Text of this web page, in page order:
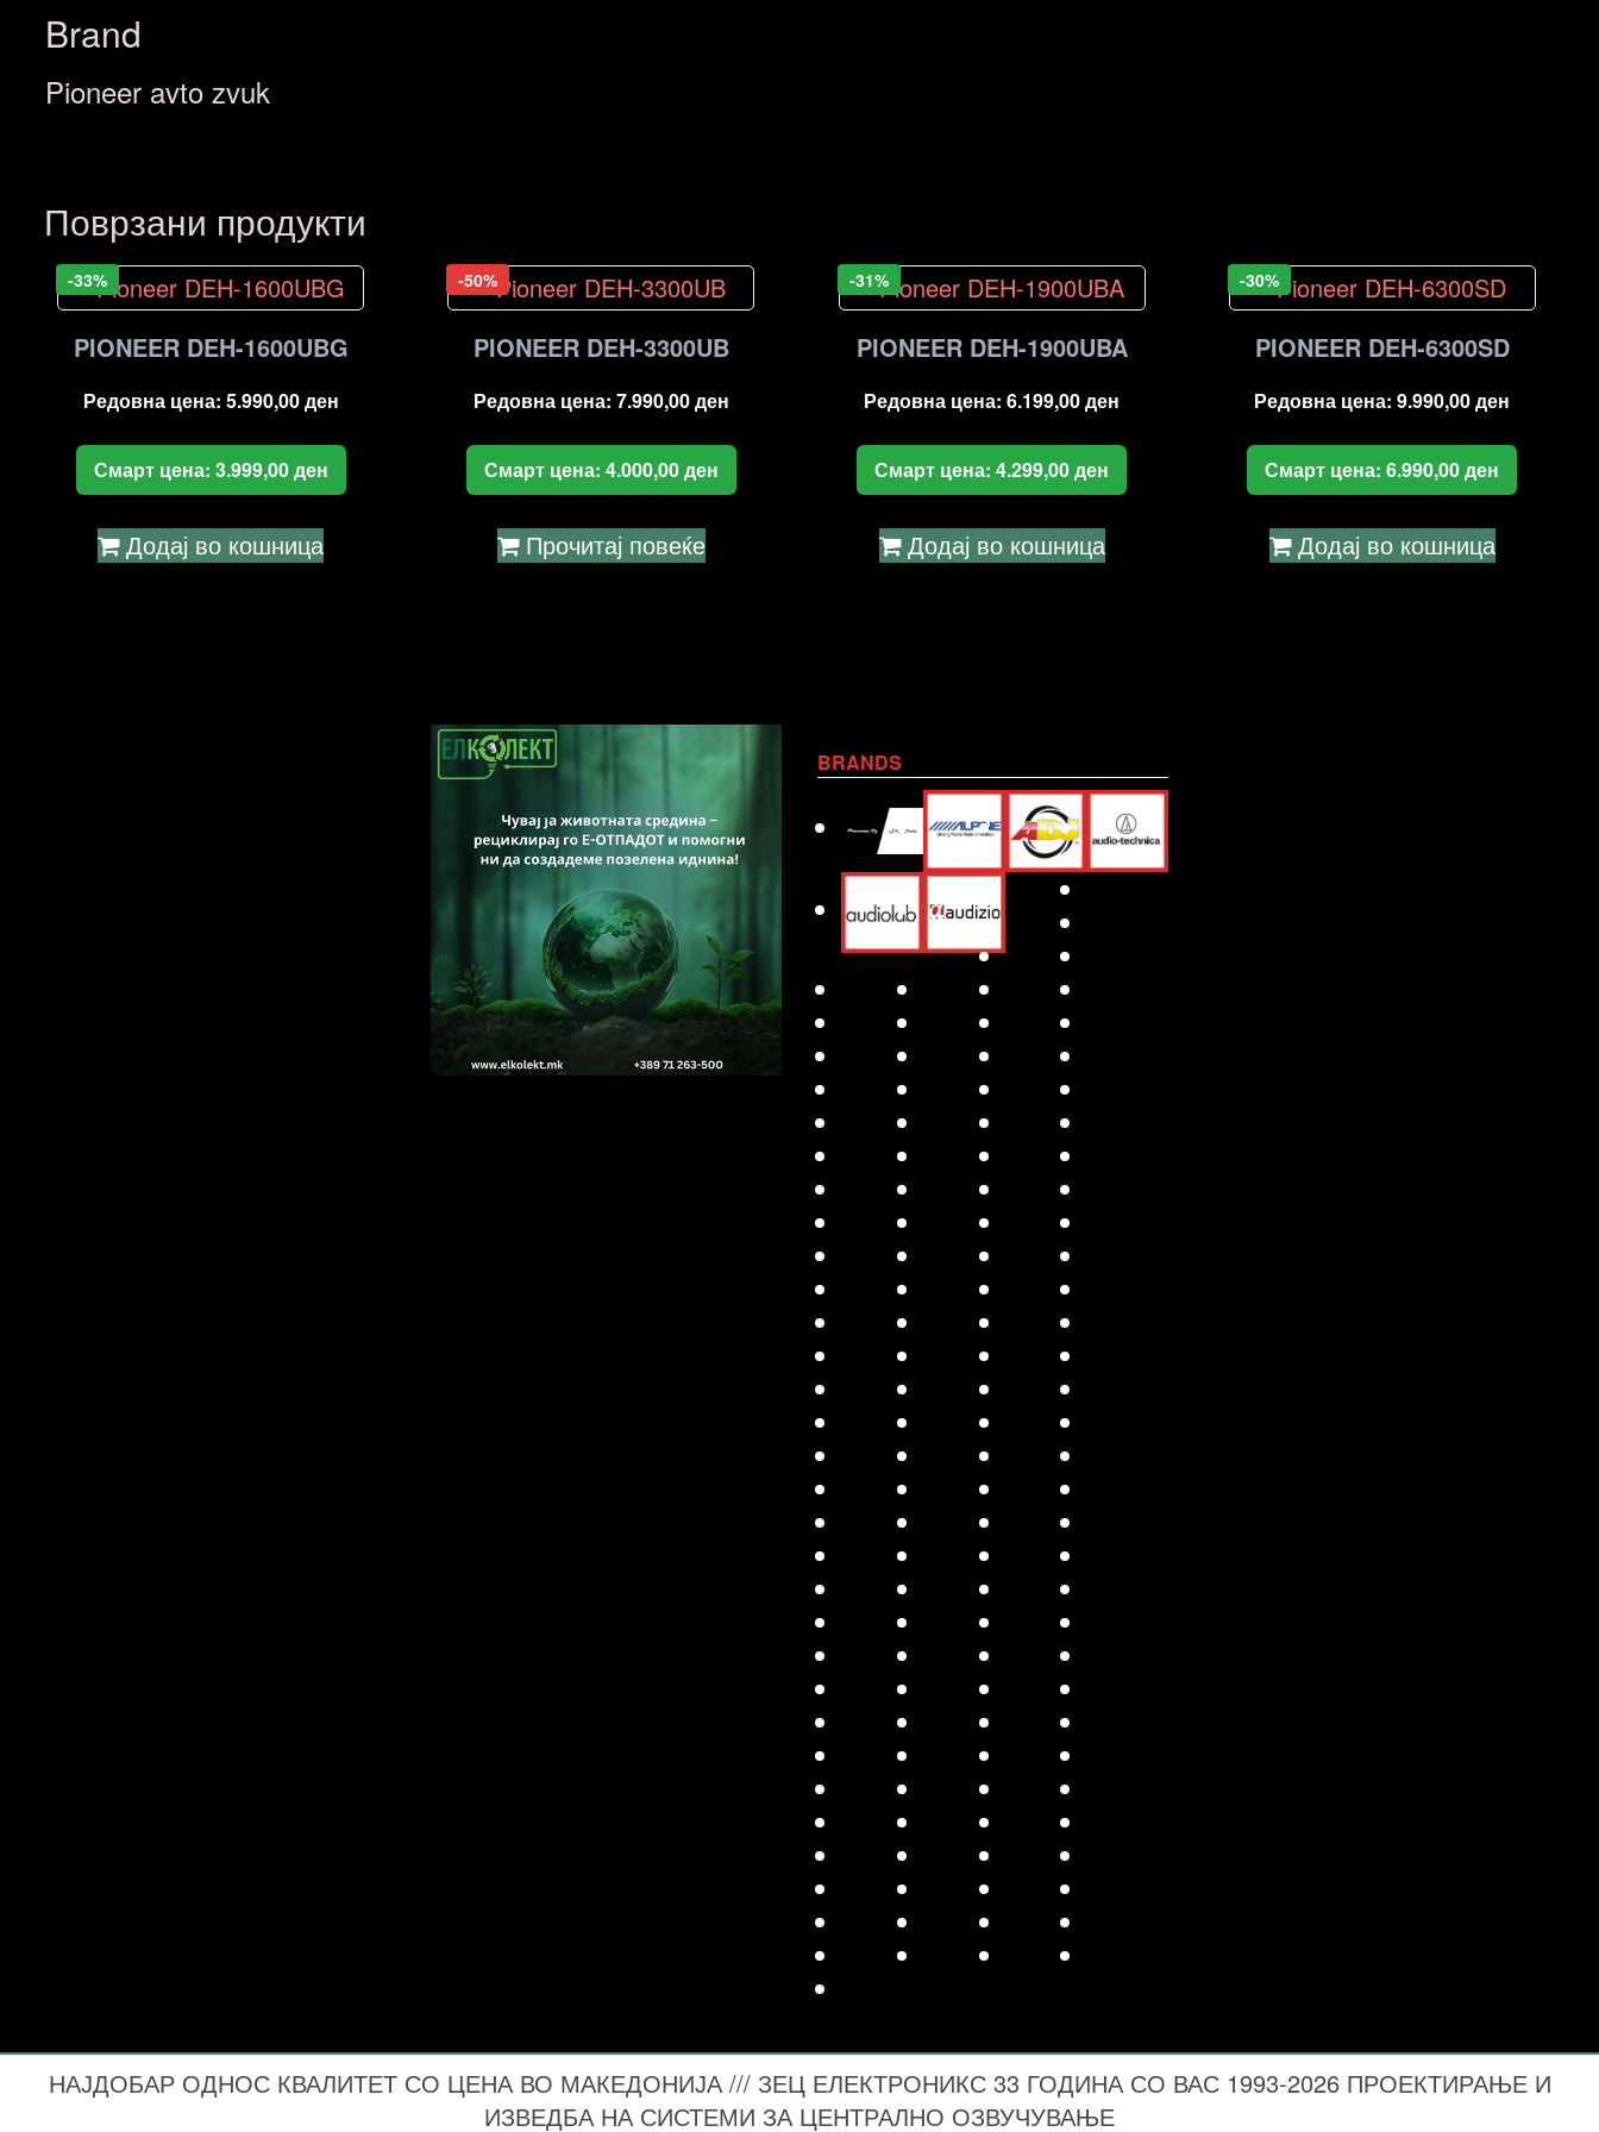
Brand
Pioneer avto zvuk
Поврзани продукти
-33%
PIONEER DEH-1600UBG
Редовна цена: 5.990,00ден
Смарт цена: 3.999,00ден
Додај во кошница
-50%
PIONEER DEH-3300UB
Редовна цена: 7.990,00ден
Смарт цена: 4.000,00ден
Прочитај повеќе
-31%
PIONEER DEH-1900UBA
Редовна цена:6.199,00ден
Смарт цена:4.299,00ден
Додај во кошница
-30%
PIONEER DEH-6300SD
Редовна цена:9.990,00ден
Смарт цена:6.990,00ден
Додај во кошница
BRANDS
НАЈДОБАР ОДНОС КВАЛИТЕТ СО ЦЕНА ВО МАКЕДОНИЈА /// ЗЕЦ ЕЛЕКТРОНИКС 33 ГОДИНА СО ВАС 1993-2026 ПРОЕКТИРАЊЕ И
ИЗВЕДБА НА СИСТЕМИ ЗА ЦЕНТРАЛНО ОЗВУЧУВАЊЕ